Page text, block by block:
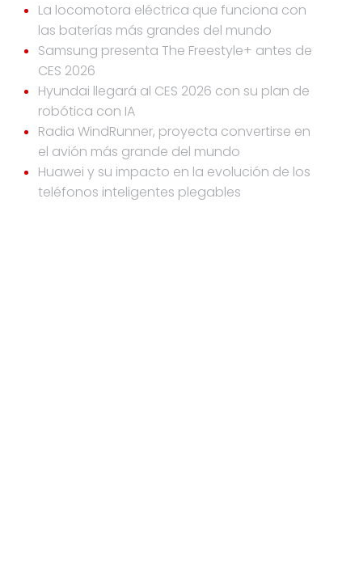
La locomotora eléctrica que funciona con
las baterías más grandes del mundo
Samsung presenta The Freestyle+ antes de
CES 2026
Hyundai llegará al CES 2026 con su plan de
robótica con IA
Radia WindRunner, proyecta convertirse en
el avión más grande del mundo
Huawei y su impacto en la evolución de los
teléfonos inteligentes plegables